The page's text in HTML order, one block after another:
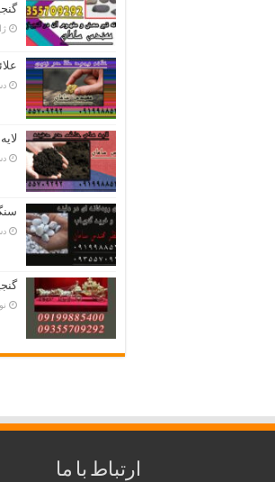
ارتباط با ما